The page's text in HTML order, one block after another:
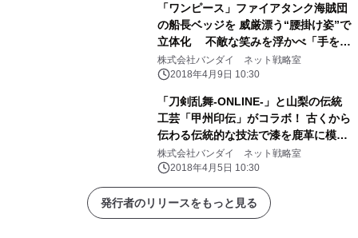
「ワンピース」ファイアタンク海賊団
の船長ベッジを 威厳漂う“腰掛け姿”で
立体化 不敵な笑みを浮かべ「手を組
む・銃を構える」2ポーズを再現
株式会社バンダイ ネット戦略室
2018年4月9日 10:30
「刀剣乱舞-ONLINE-」と山梨の伝統
工芸「甲州印伝」がコラボ！ 古くから
伝わる伝統的な技法で漆を鹿革に模様
付けした商品！
株式会社バンダイ ネット戦略室
2018年4月5日 10:30
発行者のリリースをもっと見る